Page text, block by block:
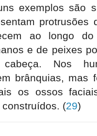
exemplos são
protrusões
ao longo
e de peixes
Nos
brânquias, mas
os ossos
(29)